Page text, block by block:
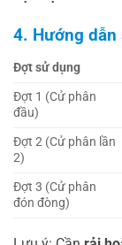
4. Hướng
Đợt sử dụng
Đợt 1 (Cử phân
đầu)
Đợt 2 (Cử phân lần
2)
Đợt 3 (Cử phân
đón đòng)